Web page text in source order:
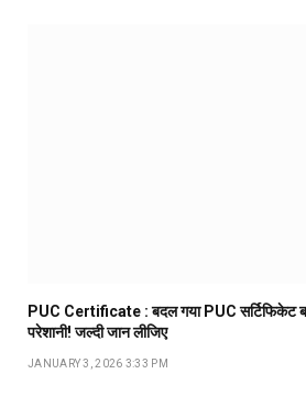
PUC Certificate : बदल गया PUC सर्टिफिकेट
परेशानी! जल्दी जान लीजिए
JANUARY 3, 2026 3:33 PM